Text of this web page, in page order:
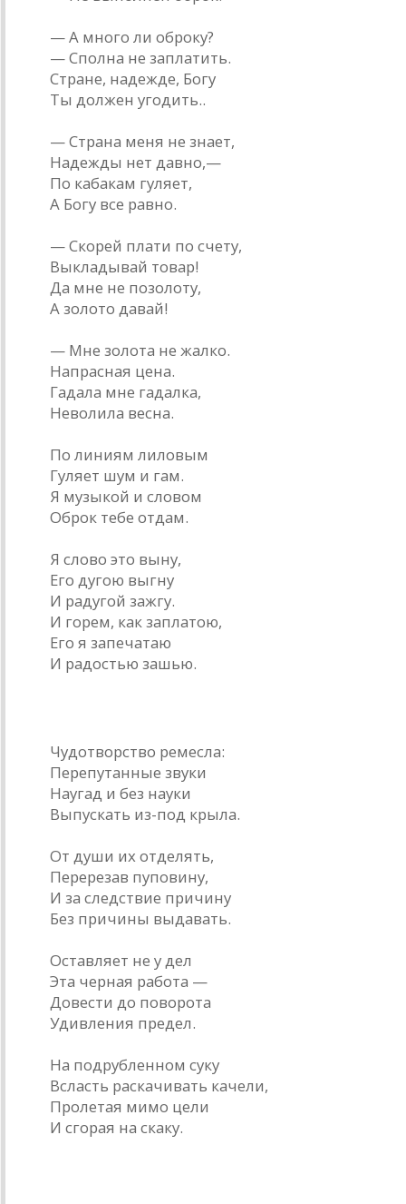
— А много ли оброку?
— Сполна не заплатить.
Стране, надежде, Богу
Ты должен угодить..
— Страна меня не знает,
Надежды нет давно,—
По кабакам гуляет,
А Богу все равно.
— Скорей плати по счету,
Выкладывай товар!
Да мне не позолоту,
А золото давай!
— Мне золота не жалко.
Напрасная цена.
Гадала мне гадалка,
Неволила весна.
По линиям лиловым
Гуляет шум и гам.
Я музыкой и словом
Оброк тебе отдам.
Я слово это выну,
Его дугою выгну
И радугой зажгу.
И горем, как заплатою,
Его я запечатаю
И радостью зашью.
Чудотворство ремесла:
Перепутанные звуки
Наугад и без науки
Выпускать из-под крыла.
От души их отделять,
Перерезав пуповину,
И за следствие причину
Без причины выдавать.
Оставляет не у дел
Эта черная работа —
Довести до поворота
Удивления предел.
На подрубленном суку
Всласть раскачивать качели,
Пролетая мимо цели
И сгорая на скаку.